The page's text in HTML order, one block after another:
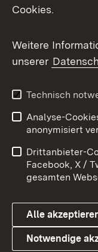
Messenger
Social Wall
X / Twitter
Youtube
Link zum
Datenschutz
Cookies.
Weitere
unserer
Technisch
Analyse-
anonymisiert
Drittanbieter-
Facebook, X /
gesamten
Alle
Notwendige